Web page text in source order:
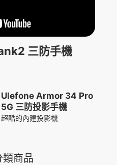
三防手機
Ulefone Armor 34 Pro
5G 三防投影手機
超酷的內建投影機
類商品